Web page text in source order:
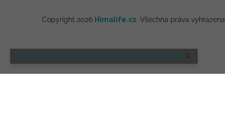
🌸 NOVÁ LETNÍ KOLEKCE HIMALIFE PRÁVĚ NA ESHOPU 🌸
Copyright 2026 Himalife.cz . Všechna práva vyhrazena.